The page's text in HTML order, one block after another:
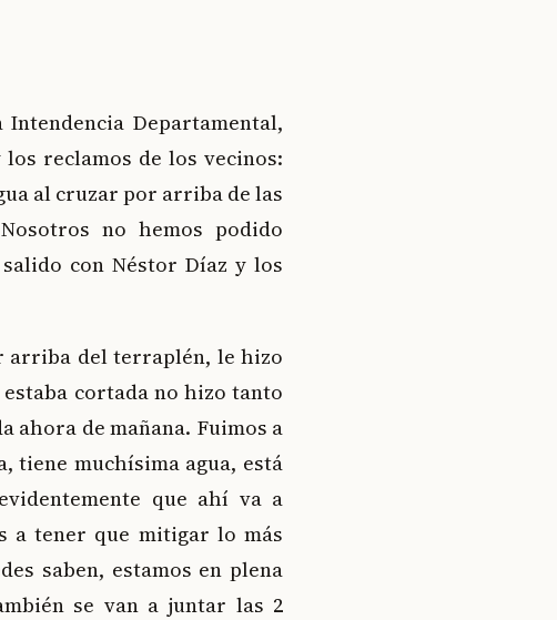
Departamental,
reclamos de los vecinos:
al cruzar por arriba de las
no hemos podido
con Néstor Díaz y los
arriba del terraplén, le hizo
cortada no hizo tanto
ahora de mañana. Fuimos a
tiene muchísima agua, está
que ahí va a
a tener que mitigar lo más
saben, estamos en plena
se van a juntar las 2